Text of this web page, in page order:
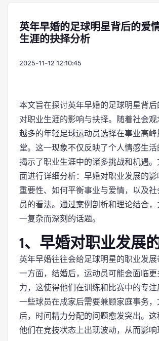
英年早婚的足球明星背后的爱
生涯的抉择分析
2025-11-12 12:10:45
本文旨在探讨英年早婚的足球明星背
对职业生涯的影响与抉择。随着社会
越多的年轻足球运动员选择在事业高
堂。这一现象不仅反映了个人情感生
揭示了职业生涯中的诸多挑战和机遇
面进行详细分析：早婚对职业发展的
重要性、如何平衡事业与爱情，以及
员的看法。通过案例剖析和理论结合
一复杂而深刻的话题。
1、早婚对职业发展
英年早婚往往会给足球明星的职业发展
一方面，结婚后，运动员可能会面临
力，这使得他们在训练和比赛中的专注
一些球员在成家后需要兼顾家庭事务
后，时间精力分配的问题愈发突出。
他们在竞技状态上出现波动，从而影响